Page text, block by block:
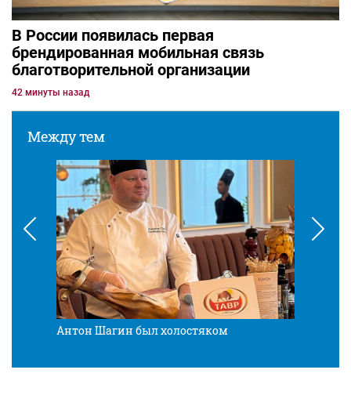
В России появилась первая
брендированная мобильная связь
благотворительной организации
42 минуты назад
Между тем
Антон Шагин был холостяком